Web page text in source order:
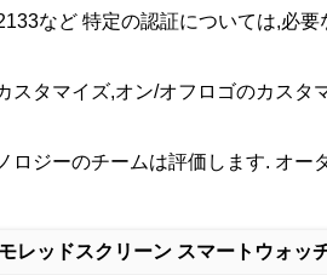
など 特定の認証については,必
タマイズ,オン/オフロゴのカスタ
ジーのチームは評価します. オ
レッドスクリーン スマートウォッ